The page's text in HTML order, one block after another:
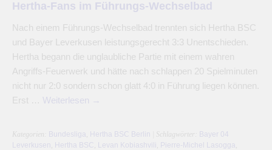
Hertha-Fans im Führungs-Wechselbad
Nach einem Führungs-Wechselbad trennten sich Hertha BSC
und Bayer Leverkusen leistungsgerecht 3:3 Unentschieden.
Hertha begann die unglaubliche Partie mit einem wahren
Angriffs-Feuerwerk und hätte nach schlappen 20 Spielminuten
nicht nur 2:0 sondern schon glatt 4:0 in Führung liegen können.
Erst … Weiterlesen →
Kategorien: Bundesliga Hertha BSC Berlin | Schlagwörter: Bayer 04
Leverkusen
Hertha BSC Levan Kobiashvili Pierre-Michel Lasogga